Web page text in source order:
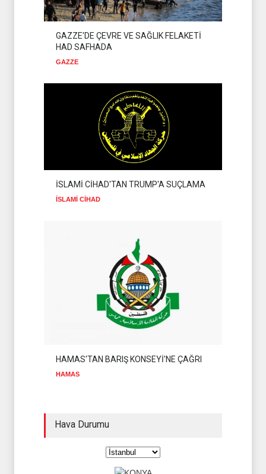
GAZZE'DE ÇEVRE VE SAĞLIK FELAKETİ
HAD SAFHADA
GAZZE
İSLAMİ CİHAD'TAN TRUMP'A SUÇLAMA
İSLAMİ CİHAD
HAMAS'TAN BARIŞ KONSEYİ'NE ÇAĞRI
HAMAS
Hava Durumu